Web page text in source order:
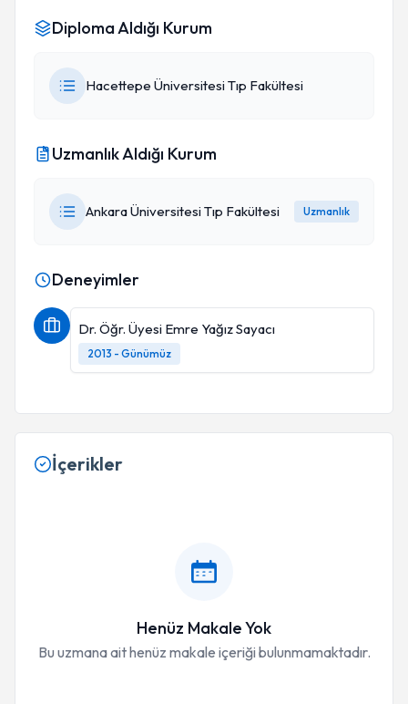
Diploma Aldığı Kurum
Hacettepe Üniversitesi Tıp Fakültesi
Uzmanlık Aldığı Kurum
Ankara Üniversitesi Tıp Fakültesi Uzmanlık
Deneyimler
Dr. Öğr. Üyesi Emre Yağız Sayacı
2013 - Günümüz
İçerikler
Henüz Makale Yok
Bu uzmana ait henüz makale içeriği bulunmamaktadır.